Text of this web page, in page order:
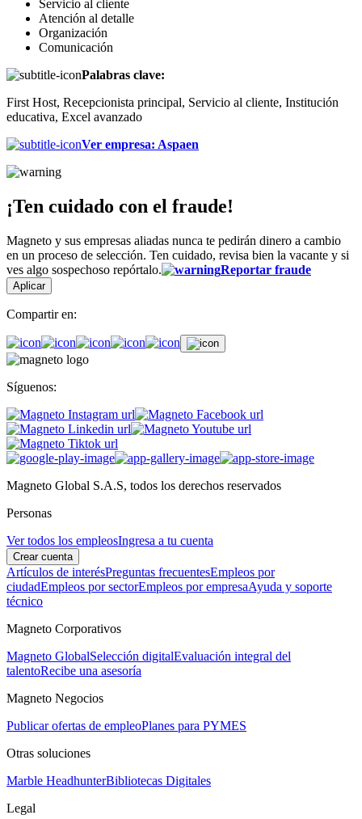
Servicio al cliente
Atención al detalle
Organización
Comunicación
Palabras clave:
First Host, Recepcionista principal, Servicio al cliente, Institución
educativa, Excel avanzado
Ver empresa: Aspaen
¡Ten cuidado con el fraude!
Magneto y sus empresas aliadas nunca te pedirán dinero a cambio
en un proceso de selección. Ten cuidado, revisa bien la vacante y si
ves algo sospechoso repórtalo.
Reportar fraude
Aplicar
Compartir en:
Síguenos:
Magneto Global S.A.S, todos los derechos reservados
Personas
Ver todos los empleosIngresa a tu cuenta
Crear cuenta
Artículos de interésPreguntas frecuentesEmpleos por
ciudadEmpleos por sectorEmpleos por empresaAyuda y soporte
técnico
Magneto Corporativos
Magneto GlobalSelección digitalEvaluación integral del
talentoRecibe una asesoría
Magneto Negocios
Publicar ofertas de empleoPlanes para PYMES
Otras soluciones
Marble HeadhunterBibliotecas Digitales
Legal